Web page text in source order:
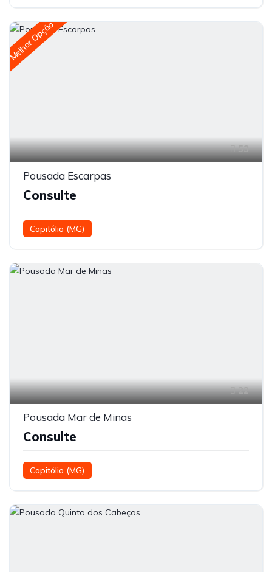
Melhor Opção
53
Pousada Escarpas
Consulte
Capitólio (MG)
22
Pousada Mar de Minas
Consulte
Capitólio (MG)